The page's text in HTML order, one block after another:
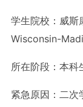
学生院校： 威斯
Wisconsin-
所在阶段： 本科
紧急原因： 二次